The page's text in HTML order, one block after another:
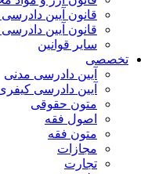
قانون آیین
قانون آیین
سایر قوانین
تخصصی
آیین دادرسی مدنی
آیین دادرسی
متون حقوقی
اصول فقه
متون فقه
مجازات
تجارت